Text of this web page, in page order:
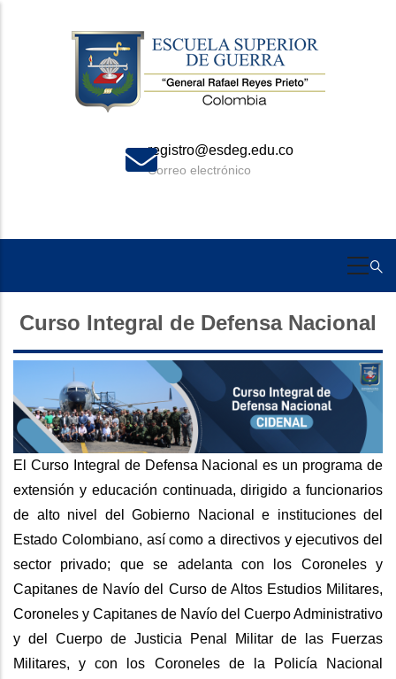
registro@esdeg.edu.co
Correo electrónico
Curso Integral de Defensa Nacional
El Curso Integral de Defensa Nacional es un programa de
extensión y educación continuada, dirigido a funcionarios
de alto nivel del Gobierno Nacional e instituciones del
Estado Colombiano, así como a directivos y ejecutivos del
sector privado; que se adelanta con los Coroneles y
Capitanes de Navío del Curso de Altos Estudios Militares,
Coroneles y Capitanes de Navío del Cuerpo Administrativo
y del Cuerpo de Justicia Penal Militar de las Fuerzas
Militares, y con los Coroneles de la Policía Nacional